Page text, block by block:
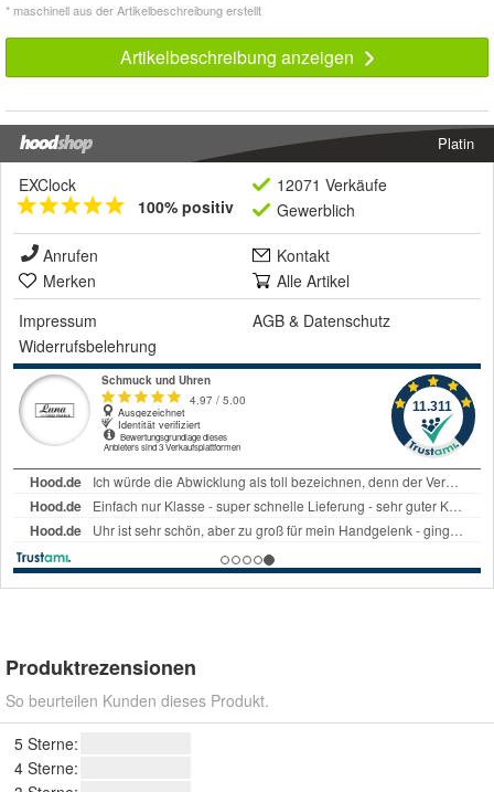
* maschinell aus der Artikelbeschreibung erstellt
Artikelbeschreibung anzeigen
Platin
EXClock
100% positiv
12071 Verkäufe
Gewerblich
Anrufen
Kontakt
Merken
Alle Artikel
Impressum
AGB & Datenschutz
Widerrufsbelehrung
Produktrezensionen
So beurteilen Kunden dieses Produkt.
5 Sterne:
4 Sterne: